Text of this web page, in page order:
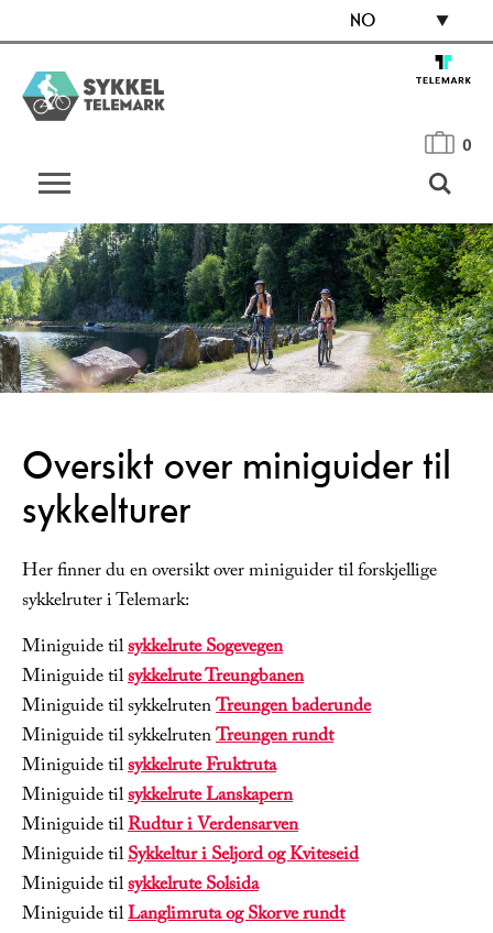
NO
0
Oversikt over miniguider til
sykkelturer
Her finner du en oversikt over miniguider til forskjellige
sykkelruter i Telemark:
Miniguide tilsykkelrute Sogevegen
Miniguide tilsykkelrute Treungbanen
Miniguide til sykkelrutenTreungen baderunde
Miniguide til sykkelrutenTreungen rundt
Miniguide tilsykkelrute Fruktruta
Miniguide tilsykkelrute Lanskapern
Miniguide tilRudtur i Verdensarven
Miniguide tilSykkeltur i Seljord og Kviteseid
Miniguide tilsykkelrute Solsida
Miniguide tilLanglimruta og Skorve rundt